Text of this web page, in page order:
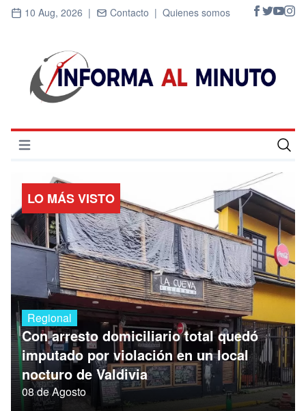
10 Aug, 2026 | Contacto | Quienes somos
Abrir menú
Cultura
Deportes
Economía
Entrevistas
Nacional
Política
Regional
LO MÁS VISTO
Regional
Con arresto domiciliario total quedó
imputado por violación en un local
nocturo de Valdivia
08 de Agosto